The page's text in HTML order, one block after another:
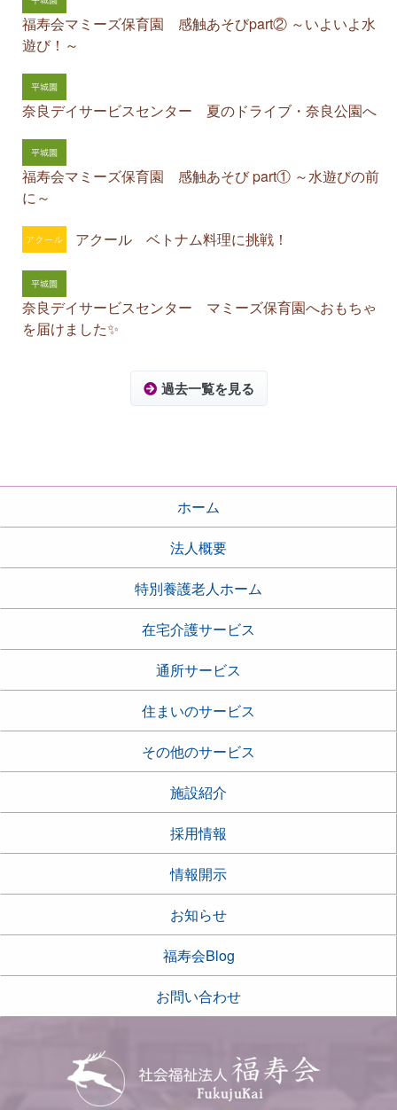
福寿会マミーズ保育園 感触あそびpart② ～いよいよ水
遊び！～
奈良デイサービスセンター 夏のドライブ・奈良公園へ
福寿会マミーズ保育園 感触あそび part① ～水遊びの前
に～
アクール ベトナム料理に挑戦！
奈良デイサービスセンター マミーズ保育園へおもちゃ
を届けました✨
過去一覧を見る
ホーム
法人概要
特別養護老人ホーム
在宅介護サービス
通所サービス
住まいのサービス
その他のサービス
施設紹介
採用情報
情報開示
お知らせ
福寿会Blog
お問い合わせ